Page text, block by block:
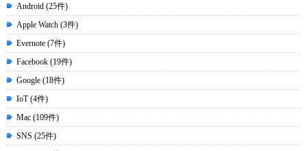
Android (25件)
Apple Watch (3件)
Evernote (7件)
Facebook (19件)
Google (18件)
IoT (4件)
Mac (109件)
SNS (25件)